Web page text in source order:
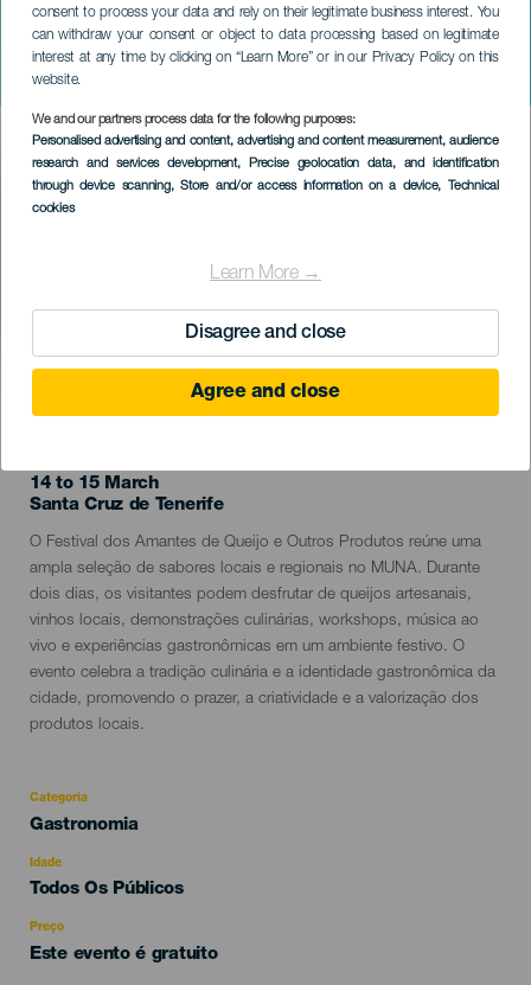
consent to process your data and rely on their legitimate business interest. You
can withdraw your consent or object to data processing based on legitimate
interest at any time by clicking on “Learn More” or in our Privacy Policy on this
website.
We and our partners process data for the following purposes:
Personalised advertising and content, advertising and content measurement, audience
research and services development, Precise geolocation data, and identification
through device scanning, Store and/or access information on a device, Technical
cookies
Learn More →
Disagree and close
Agree and close
Cheese & more Lovers
Fest
TENERIFE
Imagen
Listado
EVENTO PASSADO
14 to 15 March
Localidad
Santa Cruz de Tenerife
Descripción
del
evento
O Festival dos Amantes de Queijo e Outros Produtos reúne uma
ampla seleção de sabores locais e regionais no MUNA. Durante
dois dias, os visitantes podem desfrutar de queijos artesanais,
vinhos locais, demonstrações culinárias, workshops, música ao
vivo e experiências gastronômicas em um ambiente festivo. O
evento celebra a tradição culinária e a identidade gastronômica da
cidade, promovendo o prazer, a criatividade e a valorização dos
produtos locais.
Categoria
Categoría
evento
Gastronomia
Idade
Edad
Todos Os Públicos
Preço
Este evento é gratuito